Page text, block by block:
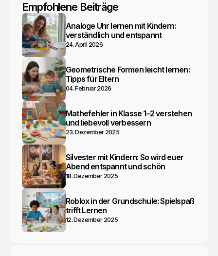
Empfohlene Beiträge
Analoge Uhr lernen mit Kindern:
verständlich und entspannt
24. April 2026
Geometrische Formen leicht lernen:
Tipps für Eltern
04. Februar 2026
Mathefehler in Klasse 1–2 verstehen
und liebevoll verbessern
23. Dezember 2025
Silvester mit Kindern: So wird euer
Abend entspannt und schön
18. Dezember 2025
Roblox in der Grundschule: Spielspaß
trifft Lernen
12. Dezember 2025